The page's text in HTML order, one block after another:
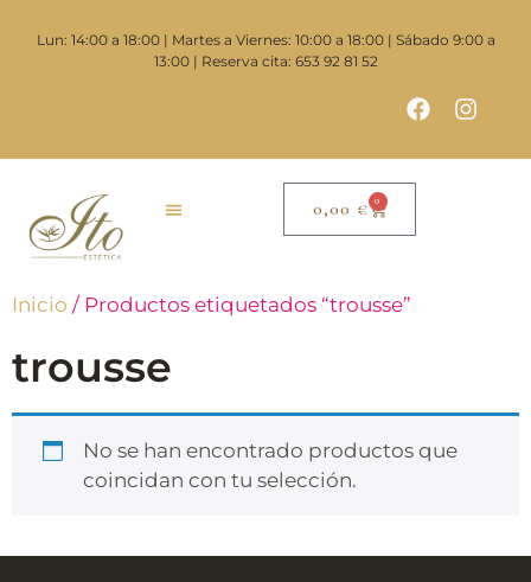
Lun: 14:00 a 18:00 | Martes a Viernes: 10:00 a 18:00 | Sábado 9:00 a
13:00 | Reserva cita: 653 92 81 52
0,00 € 0
Inicio / Productos etiquetados “trousse”
trousse
No se han encontrado productos que
coincidan con tu selección.